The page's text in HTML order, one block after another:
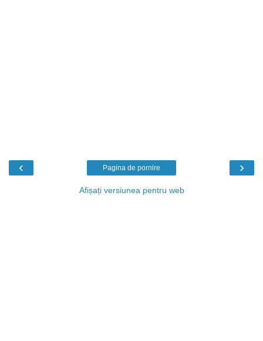
‹ ›
Pagina de pornire
Afișați versiunea pentru web